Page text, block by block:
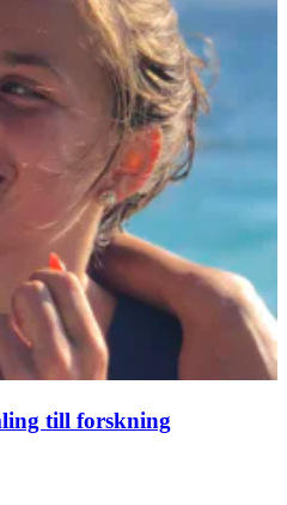
till forskning